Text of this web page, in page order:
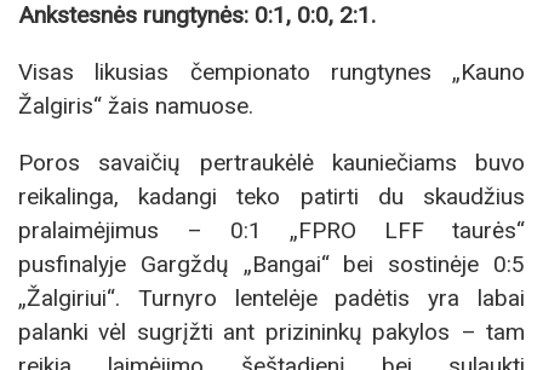
Ankstesnės rungtynės: 0:1, 0:0, 2:1.
Visas likusias čempionato rungtynes „Kauno
Žalgiris“ žais namuose.
Poros savaičių pertraukėlė kauniečiams buvo
reikalinga, kadangi teko patirti du skaudžius
pralaimėjimus – 0:1 „FPRO LFF taurės“
pusfinalyje Gargždų „Bangai“ bei sostinėje 0:5
„Žalgiriui“. Turnyro lentelėje padėtis yra labai
palanki vėl sugrįžti ant prizininkų pakylos – tam